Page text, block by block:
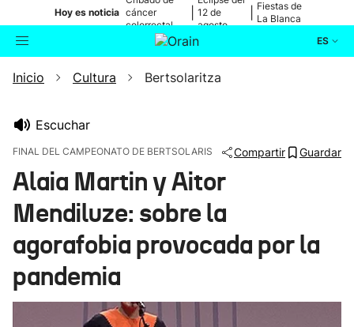
Hoy es noticia cáncer
colorrectal
12 de
agosto
Fiestas de
La Blanca
ES
Buscador Actualidad
Ikusmiran
Eguraldia
Inicio Cultura Bertsolaritza
Escuchar
FINAL DEL CAMPEONATO DE BERTSOLARIS Compartir Guardar
Alaia Martin y Aitor
Mendiluze: sobre la
agorafobia provocada por la
pandemia